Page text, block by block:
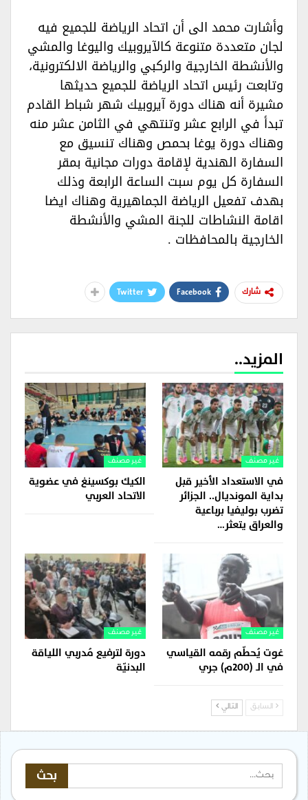
وأشارت محمد الى أن اتحاد الرياضة للجميع فيه
لجان متعددة متنوعة كالآيروبيك واليوغا والمشي
والأنشطة الخارجية والركبي والرياضة الالكترونية،
وتابعت رئيس اتحاد الرياضة للجميع حديثها
مشيرة أنه هناك دورة آيروبيك شهر شباط القادم
تبدأ في الرابع عشر وتنتهي في الثامن عشر منه
وهناك دورة يوغا بحمص وهناك تنسيق مع
السفارة الهندية لإقامة دورات مجانية بمقر
السفارة كل يوم سبت الساعة الرابعة وذلك
بهدف تفعيل الرياضة الجماهيرية وهناك ايضا
اقامة النشاطات للجنة المشي والأنشطة
الخارجية بالمحافظات .‏‏‏
شارك Facebook
Twitter
المزيد..
غير مصنف
في الاستعداد الأخير قبل
بداية المونديال.. الجزائر
تضرب بوليفيا برباعية
والعراق يتعثر…
غير مصنف
الكيك بوكسينغ في عضوية
الاتحاد العربي
غير مصنف
غوت يُحطّم رقمه القياسي
في الـ (200م) جري
غير مصنف
دورة لترفيع مُدربي اللياقة
البدنيّة
السابق التالي